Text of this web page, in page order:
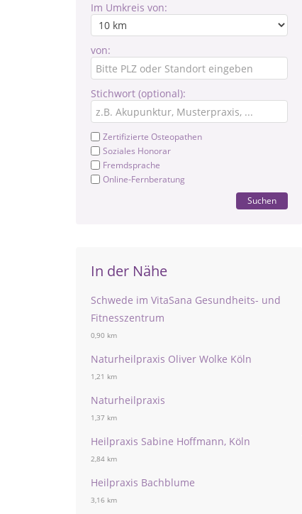
Im Umkreis von:
von:
Stichwort (optional):
Zertifizierte Osteopathen
Soziales Honorar
Fremdsprache
Online-Fernberatung
Suchen
In der Nähe
Schwede im VitaSana Gesundheits- und
Fitnesszentrum
0,90 km
Naturheilpraxis Oliver Wolke Köln
1,21 km
Naturheilpraxis
1,37 km
Heilpraxis Sabine Hoffmann, Köln
2,84 km
Heilpraxis Bachblume
3,16 km